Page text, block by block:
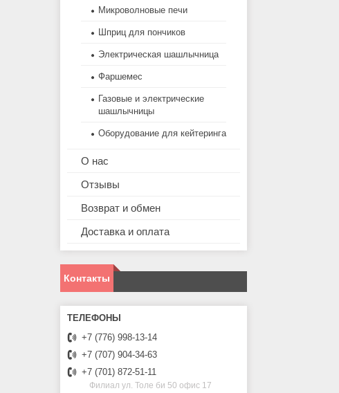
Микроволновые печи
Шприц для пончиков
Электрическая шашлычница
Фаршемес
Газовые и электрические
шашлычницы
Оборудование для кейтеринга
О нас
Отзывы
Возврат и обмен
Доставка и оплата
Контакты
+7 (776) 998-13-14
+7 (707) 904-34-63
+7 (701) 872-51-11
Филиал ул. Толе би 50 офис 17